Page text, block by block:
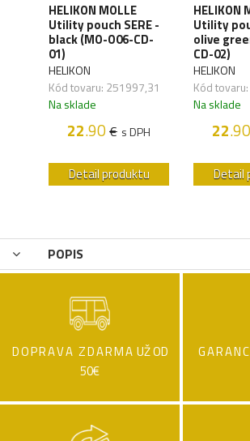
HELIKON MOLLE
Utility pouch SERE -
black (MO-O06-CD-
01)
HELIKON
Kód tovaru: 251997,31
Na sklade
22.90€ s DPH
Detail produktu
HELIKON
Utility
olive
CD-02)
HELIKON
Kód
Na sklade
22.90
Detail
POPIS
DOPRAVA ZDARMA UŽ OD
50€